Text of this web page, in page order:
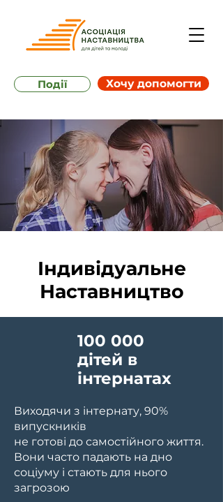
Хочу допомогти
Події
Індивідуальне
Наставництво
100 000
дітей в
інтернатах
Виходячи з інтернату, 90%
випускників
не готові до самостійного життя.
Вони часто падають на дно
соціуму і стають для нього
загрозою